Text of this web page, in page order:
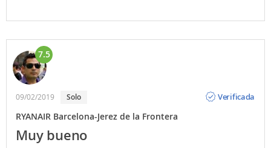
7.5
09/02/2019 Solo
Verificada
RYANAIR Barcelona-Jerez de la Frontera
Muy bueno